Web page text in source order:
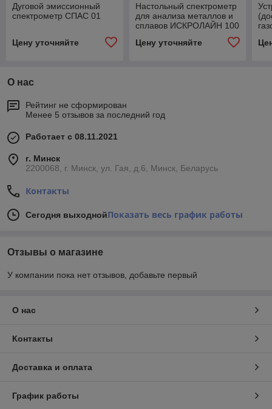
Дуговой эмиссионный
спектрометр СПАС 01
Цену уточняйте
Настольный спектрометр
для анализа металлов и
сплавов ИСКРОЛАЙН 100
Цену уточняйте
О нас
Рейтинг не сформирован
Менее 5 отзывов за последний год
Работает с 08.11.2021
г. Минск
2200068, г. Минск, ул. Гая, д.6, Минск, Беларусь
Контакты
Сегодня выходнойПоказать весь график работы
Отзывы о магазине
У компании пока нет отзывов, добавьте первый
О нас
Контакты
Доставка и оплата
График работы